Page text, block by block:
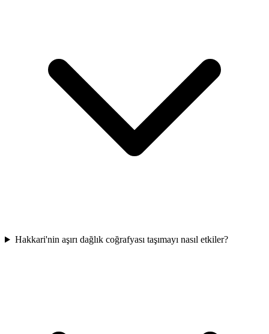
Hakkari'nin aşırı dağlık coğrafyası taşımayı nasıl etkiler?